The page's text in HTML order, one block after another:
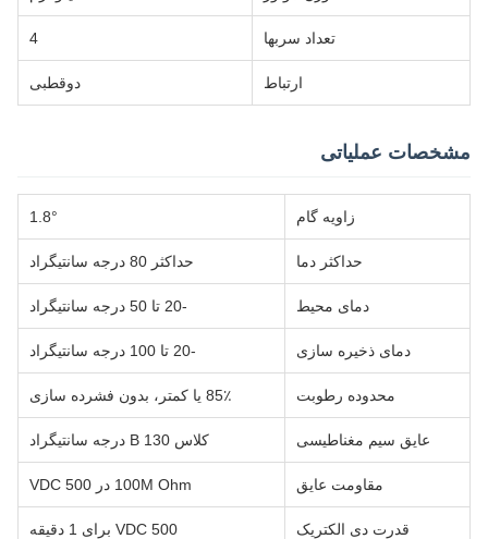
تعداد سربها 4
ارتباط دوقطبی
مشخصات عملیاتی
زاویه گام 1.8°
حداکثر دما حداکثر 80 درجه سانتیگراد
دمای محیط
دمای ذخیره سازی
محدوده رطوبت 85٪ یا کمتر، بدون فشرده سازی
عایق سیم مغناطیسی کلاس B 130 درجه سانتیگراد
مقاومت عایق 100M Ohm در 500 VDC
قدرت دی الکتریک 500 VDC برای 1 دقیقه